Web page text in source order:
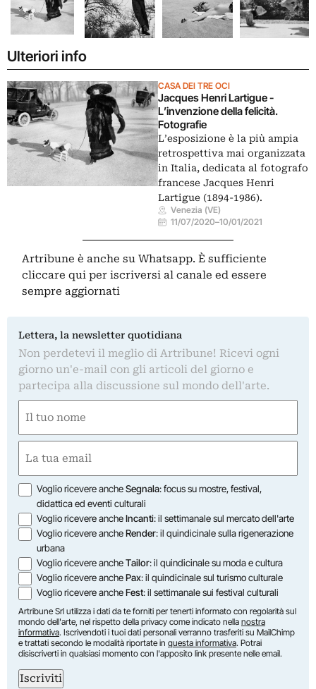
Ulteriori info
CASA DEI TRE OCI
Jacques Henri Lartigue -
L’invenzione della felicità.
Fotografie
L’esposizione è la più ampia
retrospettiva mai organizzata
in Italia, dedicata al fotografo
francese Jacques Henri
Lartigue (1894-1986).
Venezia (VE)
11/07/2020–10/01/2021
Artribune è anche su Whatsapp. È sufficiente
cliccare qui per iscriversi al canale ed essere
sempre aggiornati
Lettera, la newsletter quotidiana
Non perdetevi il meglio di Artribune! Ricevi ogni
giorno un'e-mail con gli articoli del giorno e
partecipa alla discussione sul mondo dell'arte.
(Obbligatorio)
(Obbligatorio)
Opzioni
Voglio ricevere ancheSegnala: focus su mostre, festival,
didattica ed eventi culturali
Voglio ricevere ancheIncanti: il settimanale sul mercato dell'arte
Voglio ricevere ancheRender: il quindicinale sulla rigenerazione
urbana
Voglio ricevere ancheTailor: il quindicinale su moda e cultura
Voglio ricevere anchePax: il quindicinale sul turismo culturale
Voglio ricevere ancheFest: il settimanale sui festival culturali
Artribune Srl utilizza i dati da te forniti per tenerti informato con regolarità sul
mondo dell'arte, nel rispetto della privacy come indicato nella nostra
informativa. Iscrivendoti i tuoi dati personali verranno trasferiti su MailChimp
e trattati secondo le modalità riportate in questa informativa. Potrai
disiscriverti in qualsiasi momento con l'apposito link presente nelle email.
Iscriviti